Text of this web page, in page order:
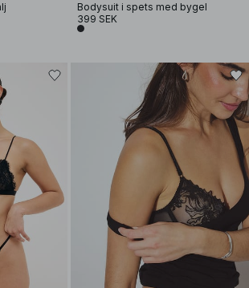
Bodysuit i spets med bygel
399 SEK